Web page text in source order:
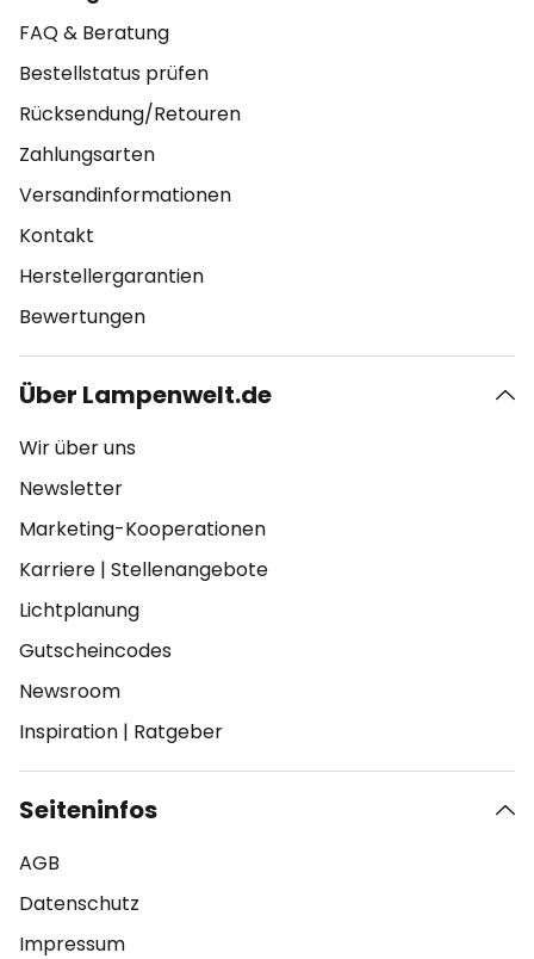
FAQ & Beratung
Bestellstatus prüfen
Rücksendung/Retouren
Zahlungsarten
Versandinformationen
Kontakt
Herstellergarantien
Bewertungen
Über Lampenwelt.de
Wir über uns
Newsletter
Marketing-Kooperationen
Karriere | Stellenangebote
Lichtplanung
Gutscheincodes
Newsroom
Inspiration | Ratgeber
Seiteninfos
AGB
Datenschutz
Impressum